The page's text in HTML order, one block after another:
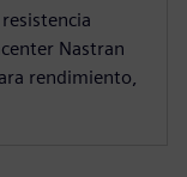
Nastran
rendimiento,